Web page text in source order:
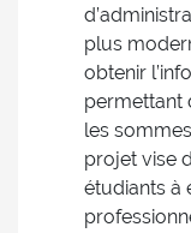
plus
obtenir
permettant
les
projet vise
étudiants à